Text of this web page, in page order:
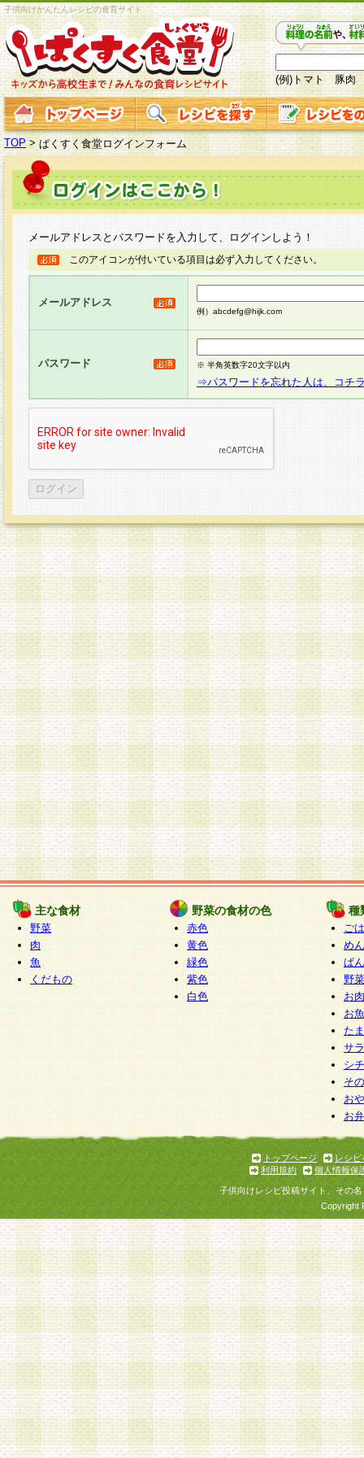
子供向けかんたんレシピの食育サイト
(例)トマト 豚肉
TOP > ぱくすく食堂ログインフォーム
メールアドレスとパスワードを入力して、ログインしよう！
このアイコンが付いている項目は必ず入力してください。
メールアドレス
例）abcdefg@hijk.com
パスワード ※ 半角英数字20文字以内
⇒パスワードを忘れた人は、コチ
主な食材
野菜
肉
魚
くだもの
野菜の食材の色
赤色
黄色
緑色
紫色
白色
種
ご
めん
ぱん
野
お
お
た
サ
シ
そ
お
お
トップページ
レシピ
利用規約
個人情報保
子供向けレシピ投稿サイト、その
Copyright